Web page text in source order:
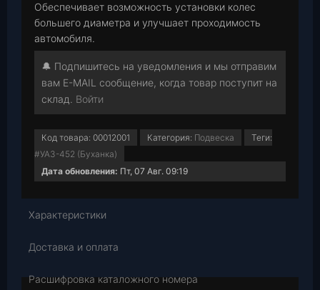
Обеспечивает возможность установки колес
большего диаметра и улучшает проходимость
автомобиля.
🔔 Подпишитесь на уведомления и мы отправим
вам E-MAIL сообщение, когда товар поступит на
склад. Войти
Код товара: 00012001 Категория: Подвеска
Теги:
#УАЗ-452 (Буханка)
Дата обновления: Пт, 07 Авг. 09:19
Характеристики
Доставка и оплата
Расшифровка каталожного номера